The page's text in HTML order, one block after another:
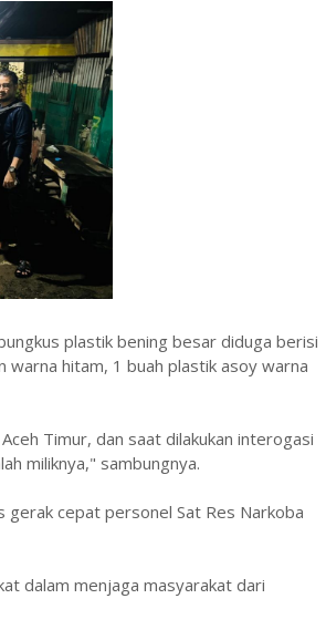
plastik bening besar diduga berisi
hitam, 1 buah plastik asoy warna
Timur, dan saat dilakukan interogasi
miliknya," sambungnya.
cepat personel Sat Res Narkoba
dalam menjaga masyarakat dari